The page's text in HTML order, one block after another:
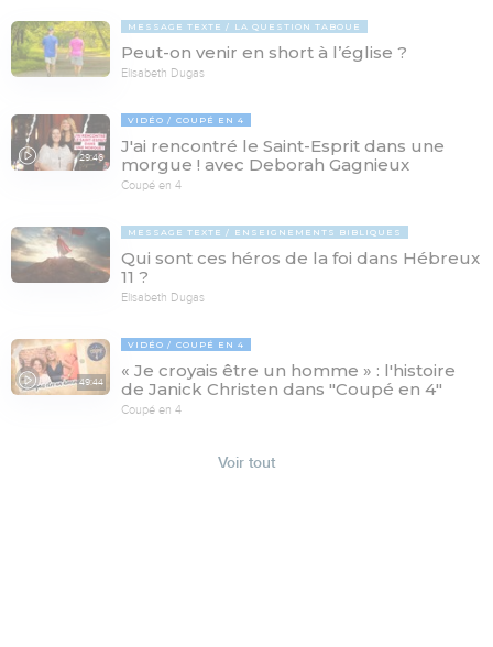
MESSAGE TEXTE LA QUESTION TABOUE
Peut-on venir en short à l’église ?
Elisabeth Dugas
29:46
VIDÉO COUPÉ EN 4
J'ai rencontré le Saint-Esprit dans une
morgue ! avec Deborah Gagnieux
Coupé en 4
MESSAGE TEXTE ENSEIGNEMENTS BIBLIQUES
Qui sont ces héros de la foi dans Hébreux
11 ?
Elisabeth Dugas
49:44
VIDÉO COUPÉ EN 4
« Je croyais être un homme » : l'histoire
de Janick Christen dans "Coupé en 4"
Coupé en 4
Voir tout